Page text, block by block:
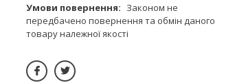
Законом не
передбачено повернення та обмін даного
товару належної якості